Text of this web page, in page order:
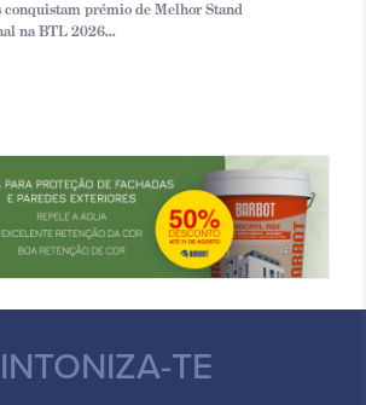
conquistam prémio de Melhor Stand
na BTL 2026...
TE